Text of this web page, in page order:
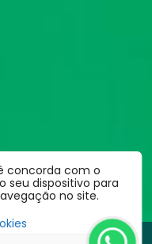
concorda com o
seu dispositivo para
no site.